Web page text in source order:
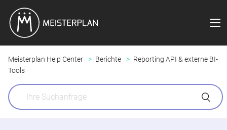
Meisterplan Help Center Berichte
Reporting API & externe BI-
Tools